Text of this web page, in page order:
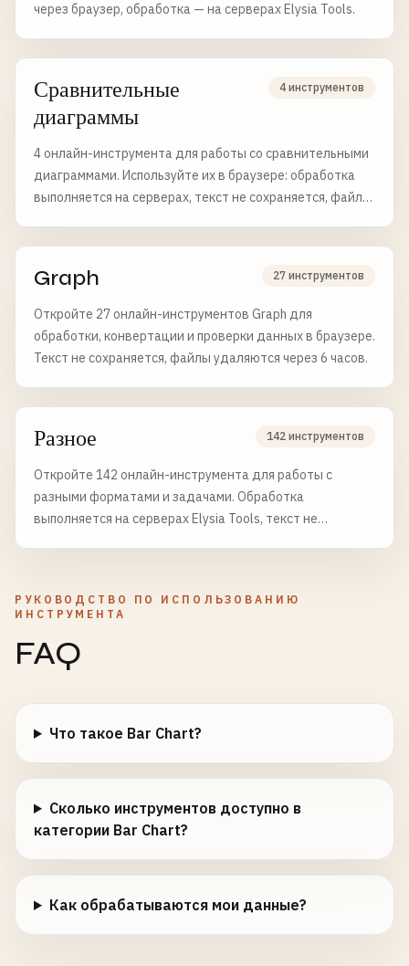
через браузер, обработка — на серверах Elysia Tools.
Сравнительные
диаграммы
4 инструментов
4 онлайн-инструмента для работы со сравнительными
диаграммами. Используйте их в браузере: обработка
выполняется на серверах, текст не сохраняется, файлы
Graph 27 инструментов
Откройте 27 онлайн-инструментов Graph для
обработки, конвертации и проверки данных в браузере.
Текст не сохраняется, файлы удаляются через 6 часов.
Разное 142 инструментов
Откройте 142 онлайн-инструмента для работы с
разными форматами и задачами. Обработка
выполняется на серверах Elysia Tools, текст не
РУКОВОДСТВО ПО ИСПОЛЬЗОВАНИЮ
ИНСТРУМЕНТА
FAQ
Что такое Bar Chart?
Сколько инструментов доступно в
категории Bar Chart?
Как обрабатываются мои данные?